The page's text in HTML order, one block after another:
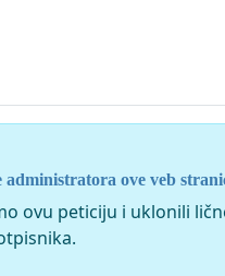
administratora ove veb
ovu peticiju i uklonili